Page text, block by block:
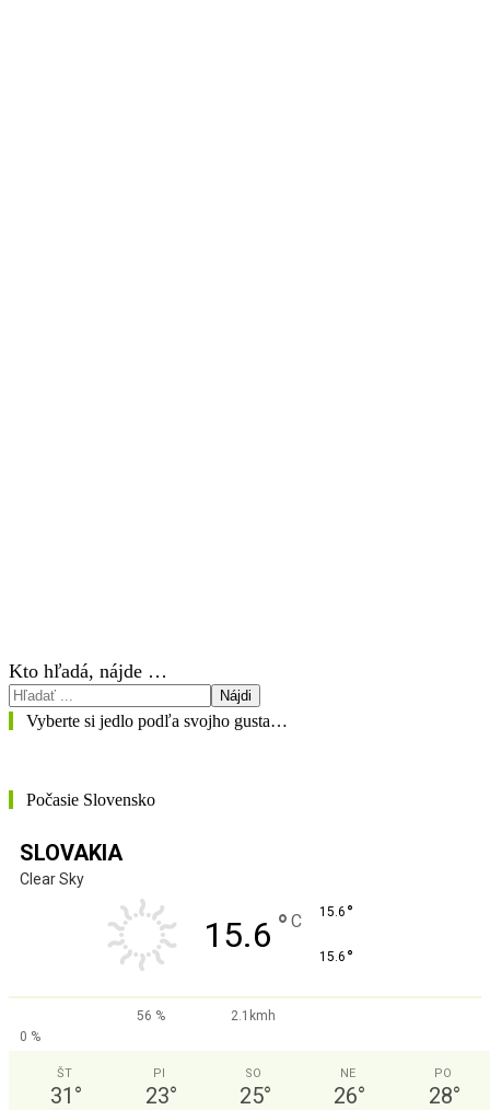
Kto hľadá, nájde …
Nájdi
Vyberte si jedlo podľa svojho gusta…
Počasie Slovensko
SLOVAKIA
Clear Sky
15.6 ° C 15.6 °
15.6 °
56 %
2.1kmh
0 %
ŠT
31 °
PI
23°
SO
25°
NE
26°
PO
28°